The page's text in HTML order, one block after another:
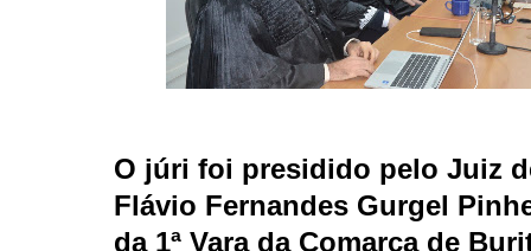
O júri foi presidido pelo Juiz
Flávio Fernandes Gurgel
da 1ª Vara da Comarca de